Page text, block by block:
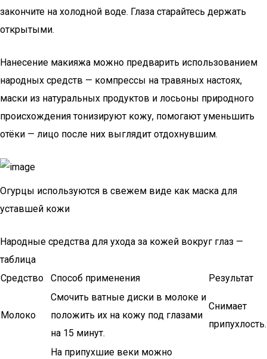
закончите на холодной воде. Глаза старайтесь держать
открытыми.
Нанесение макияжа можно предварить использованием
народных средств — компрессы на травяных настоях,
маски из натуральных продуктов и лосьоны природного
происхождения тонизируют кожу, помогают уменьшить
отёки — лицо после них выглядит отдохнувшим.
Огурцы используются в свежем виде как маска для
уставшей кожи
Народные средства для ухода за кожей вокруг глаз —
таблица
Средство
Способ применения Результат
Молоко
Смочить ватные диски в молоке и
положить их на кожу под глазами
на 15 минут.
Снимает
припухлость.
На припухшие веки можно